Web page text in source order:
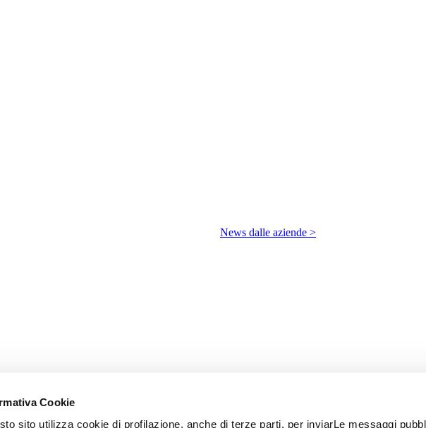
Cookie
sito utilizza cookie di profilazione, anche di terze parti, per inviarLe messaggi
News dalle aziende >